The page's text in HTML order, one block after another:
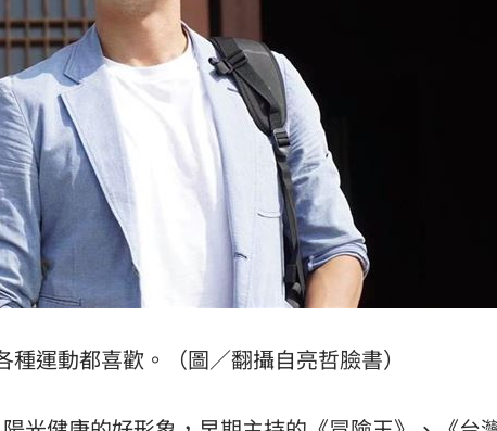
屋內趕人 23:16
3大隱憂 23:09
不治 23:07
「爸」氣 12:00
逐漸成形 12:00
12登場！ 10:30
種運動都喜歡。（圖／翻攝自亮哲臉書）